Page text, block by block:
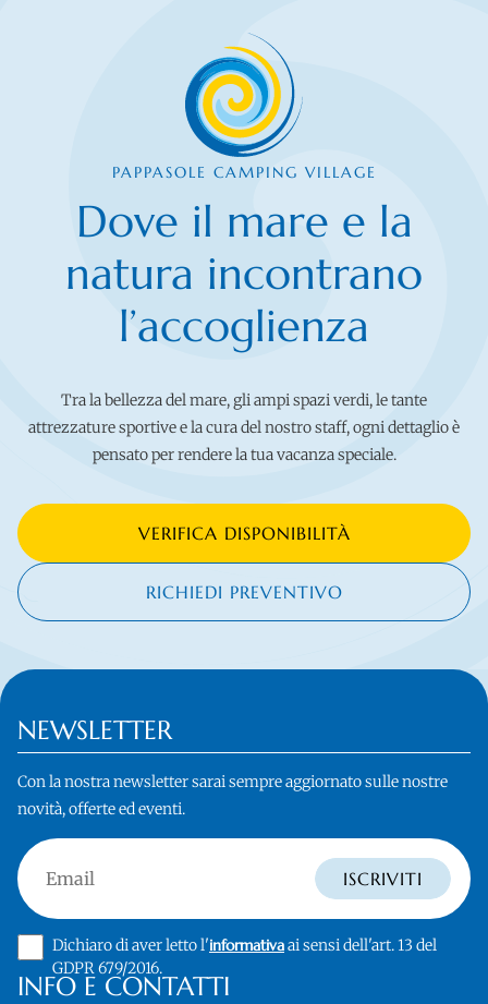
struttura privata moderna
potrai goderti una vista mozzafiato sulla costa
toscana, gustare piatti raffinati nel ristorante
panoramico e scoprire i vini locali.
Dove il mare e la
natura incontrano
l’accoglienza
PAPPASOLE CAMPING VILLAGE
Tra la bellezza del mare, gli ampi spazi verdi, le tante
attrezzature sportive e la cura del nostro staff, ogni dettaglio è
pensato per rendere la tua vacanza speciale.
VERIFICA DISPONIBILITÀ
RICHIEDI PREVENTIVO
NEWSLETTER
Con la nostra newsletter sarai sempre aggiornato sulle nostre
novità, offerte ed eventi.
Email ISCRIVITI
Dichiaro di aver letto l'informativaai sensi dell'art. 13 del
GDPR 679/2016.
INFO E CONTATTI